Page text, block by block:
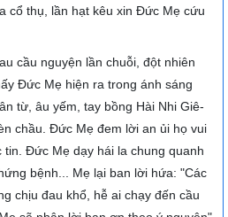
cổ thụ, lần hạt kêu xin Đức Mẹ cứu
cầu nguyện lần chuỗi, đột nhiên
Đức Mẹ hiện ra trong ánh sáng
từ, âu yếm, tay bồng Hài Nhi Giê-
chầu. Đức Mẹ đem lời an ủi họ vui
Đức Mẹ dạy hái la chung quanh
bệnh... Mẹ lại ban lời hứa: "Các
chịu đau khổ, hễ ai chạy đến cầu